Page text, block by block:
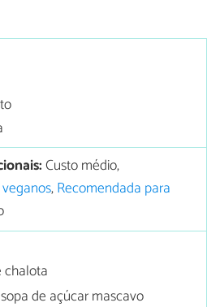
Custo médio,
,Recomendada para
chalota
de açúcar mascavo